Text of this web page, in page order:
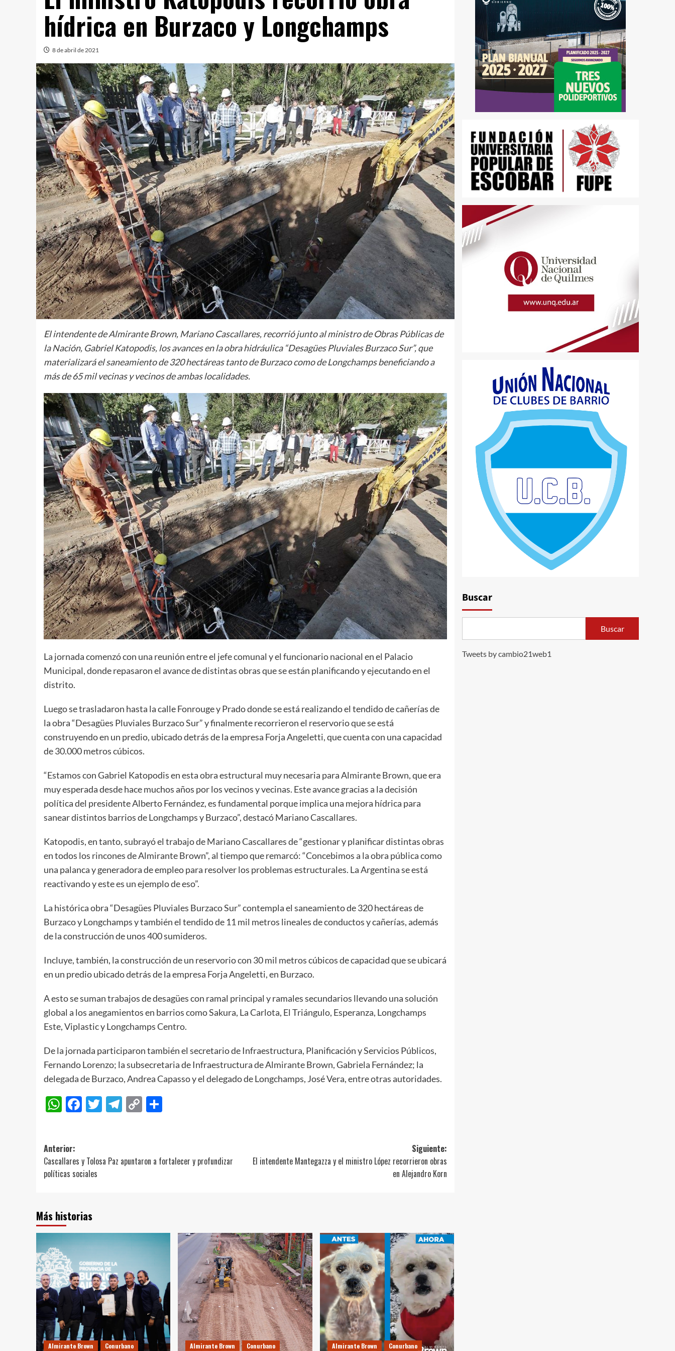
hídrica en Burzaco y Longchamps
8 de abril de 2021
El intendente de Almirante Brown, Mariano Cascallares, recorrió junto al ministro de Obras Públicas de
la Nación, Gabriel Katopodis, los avances en la obra hidráulica “Desagües Pluviales Burzaco Sur”, que
materializará el saneamiento de 320 hectáreas tanto de Burzaco como de Longchamps beneficiando a
más de 65 mil vecinas y vecinos de ambas localidades.
La jornada comenzó con una reunión entre el jefe comunal y el funcionario nacional en el Palacio
Municipal, donde repasaron el avance de distintas obras que se están planificando y ejecutando en el
distrito.
Luego se trasladaron hasta la calle Fonrouge y Prado donde se está realizando el tendido de cañerías de
la obra “Desagües Pluviales Burzaco Sur” y finalmente recorrieron el reservorio que se está
construyendo en un predio, ubicado detrás de la empresa Forja Angeletti, que cuenta con una capacidad
de 30.000 metros cúbicos.
“Estamos con Gabriel Katopodis en esta obra estructural muy necesaria para Almirante Brown, que era
muy esperada desde hace muchos años por los vecinos y vecinas. Este avance gracias a la decisión
política del presidente Alberto Fernández, es fundamental porque implica una mejora hídrica para
sanear distintos barrios de Longchamps y Burzaco”, destacó Mariano Cascallares.
Katopodis, en tanto, subrayó el trabajo de Mariano Cascallares de “gestionar y planificar distintas obras
en todos los rincones de Almirante Brown”, al tiempo que remarcó: “Concebimos a la obra pública como
una palanca y generadora de empleo para resolver los problemas estructurales. La Argentina se está
reactivando y este es un ejemplo de eso”.
La histórica obra “Desagües Pluviales Burzaco Sur” contempla el saneamiento de 320 hectáreas de
Burzaco y Longchamps y también el tendido de 11 mil metros lineales de conductos y cañerías, además
de la construcción de unos 400 sumideros.
Incluye, también, la construcción de un reservorio con 30 mil metros cúbicos de capacidad que se ubicará
en un predio ubicado detrás de la empresa Forja Angeletti, en Burzaco.
A esto se suman trabajos de desagües con ramal principal y ramales secundarios llevando una solución
global a los anegamientos en barrios como Sakura, La Carlota, El Triángulo, Esperanza, Longchamps
Este, Viplastic y Longchamps Centro.
De la jornada participaron también el secretario de Infraestructura, Planificación y Servicios Públicos,
Fernando Lorenzo; la subsecretaria de Infraestructura de Almirante Brown, Gabriela Fernández; la
delegada de Burzaco, Andrea Capasso y el delegado de Longchamps, José Vera, entre otras autoridades.
WhatsApp
Facebook
Twitter
Telegram
Copy
Navegación
de
entradas
Anterior:
Cascallares y Tolosa Paz apuntaron a fortalecer y profundizar
políticas sociales
Siguiente:
El intendente Mantegazza y el ministro López recorrieron obras
en Alejandro Korn
Más historias
Almirante Brown Conurbano Almirante Brown Conurbano Almirante Brown Conurbano
Buscar
Buscar
Tweets by cambio21web1